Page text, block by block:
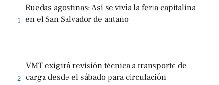
1
Ruedas agostinas: Así se vivía la feria capitalina
en el San Salvador de antaño
2
VMT exigirá revisión técnica a transporte de
carga desde el sábado para circulación